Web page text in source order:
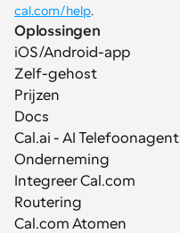
cal.com/help.
Oplossingen
iOS/Android-app
Zelf-gehost
Prijzen
Docs
Cal.ai - AI Telefoonagent
Onderneming
Integreer Cal.com
Routering
Cal.com Atomen